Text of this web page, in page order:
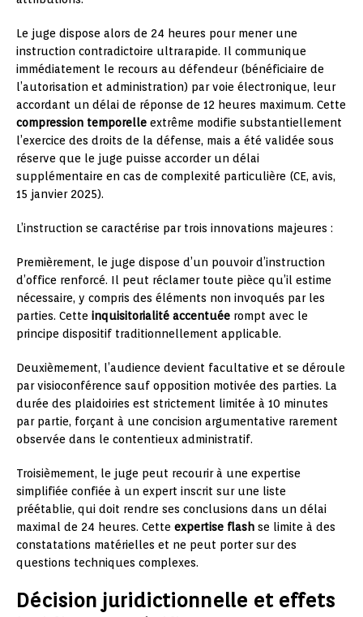
Le juge dispose alors de 24 heures pour mener une
instruction contradictoire ultrarapide. Il communique
immédiatement le recours au défendeur (bénéficiaire de
l’autorisation et administration) par voie électronique, leur
accordant un délai de réponse de 12 heures maximum. Cette
compression temporelle extrême modifie substantiellement
l’exercice des droits de la défense, mais a été validée sous
réserve que le juge puisse accorder un délai
supplémentaire en cas de complexité particulière (CE, avis,
15 janvier 2025).
L’instruction se caractérise par trois innovations majeures :
Premièrement, le juge dispose d’un pouvoir d’instruction
d’office renforcé. Il peut réclamer toute pièce qu’il estime
nécessaire, y compris des éléments non invoqués par les
parties. Cette inquisitorialité accentuée rompt avec le
principe dispositif traditionnellement applicable.
Deuxièmement, l’audience devient facultative et se déroule
par visioconférence sauf opposition motivée des parties. La
durée des plaidoiries est strictement limitée à 10 minutes
par partie, forçant à une concision argumentative rarement
observée dans le contentieux administratif.
Troisièmement, le juge peut recourir à une expertise
simplifiée confiée à un expert inscrit sur une liste
préétablie, qui doit rendre ses conclusions dans un délai
maximal de 24 heures. Cette expertise flash se limite à des
constatations matérielles et ne peut porter sur des
questions techniques complexes.
Décision juridictionnelle et effets